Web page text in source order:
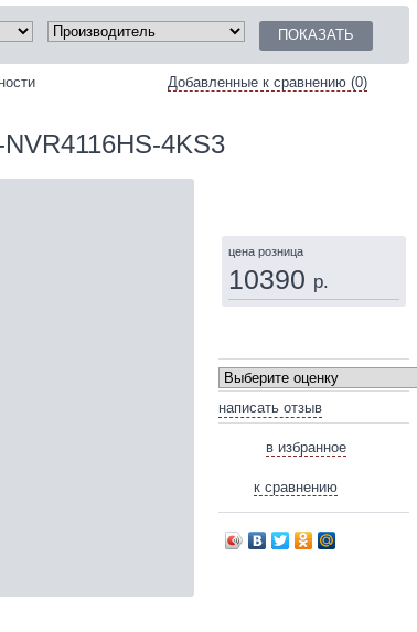
Добавленные к сравнению (0)
NVR4116HS-4KS3
цена розница
10390 р.
написать отзыв
в избранное
к сравнению